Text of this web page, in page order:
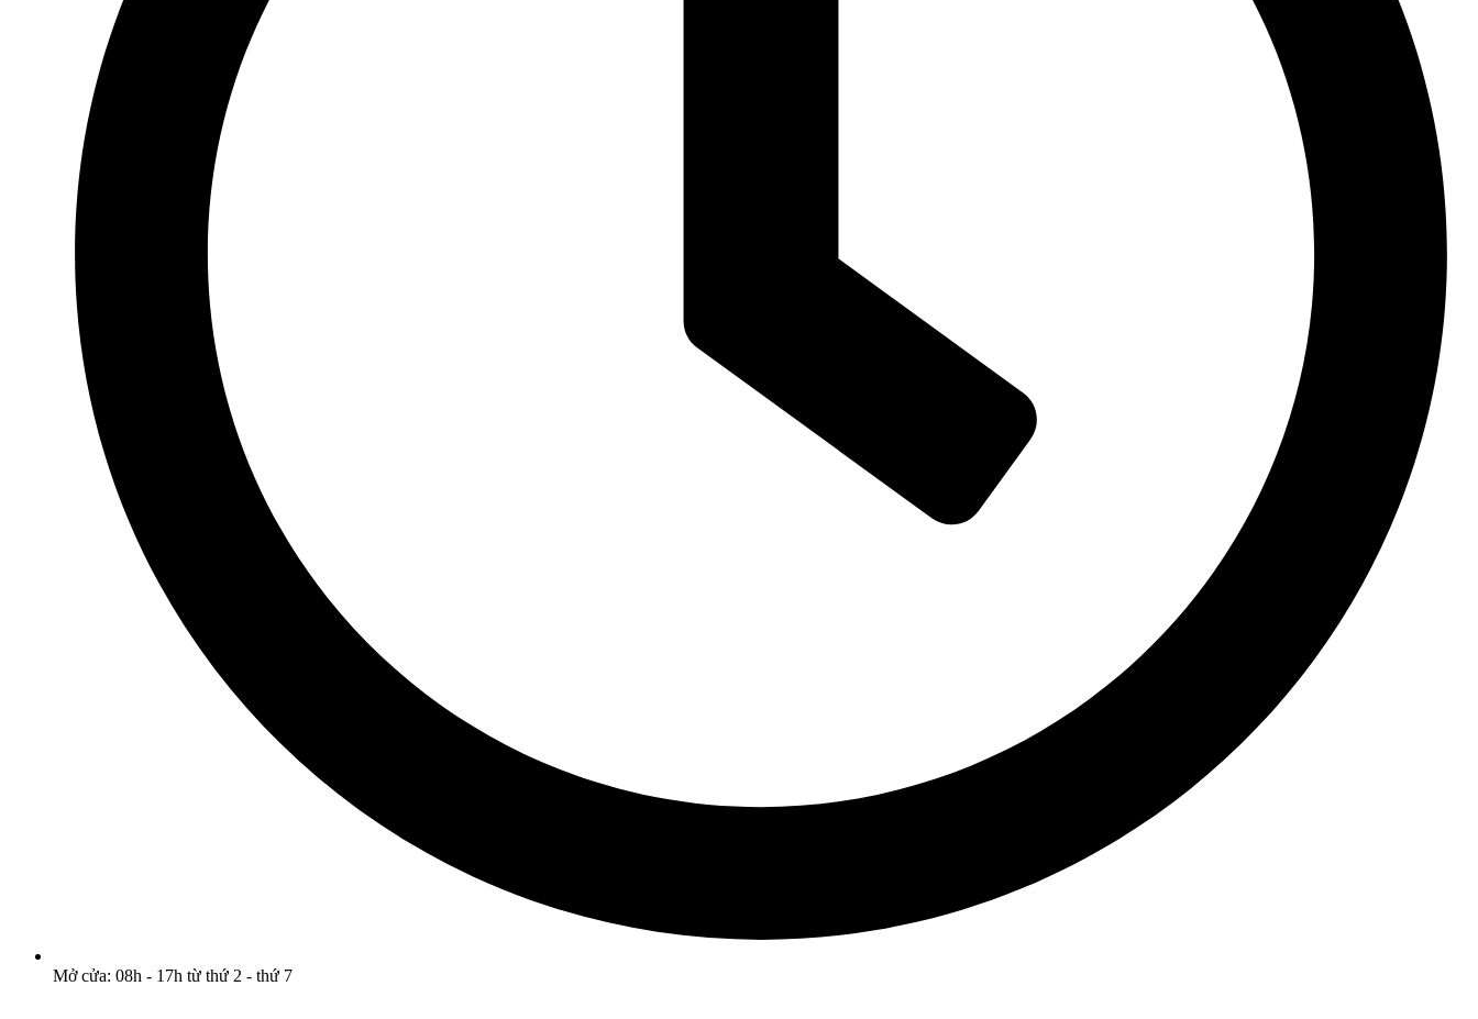
Mở cửa: 08h - 17h từ thứ 2 - thứ 7